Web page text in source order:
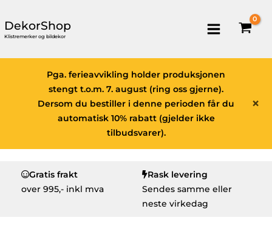
DekorShop
Klistremerker og bildekor
×
Pga. ferieavvikling holder produksjonen
stengt t.o.m. 7. august (ring oss gjerne).
Dersom du bestiller i denne perioden får du
automatisk 10% rabatt (gjelder ikke
tilbudsvarer).
Gratis frakt
over 995,- inkl mva
Rask levering
Sendes samme eller
neste virkedag